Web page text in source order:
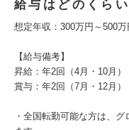
給与はどのくら
想定年収：300万円～500万
【給与備考】
昇給：年2回（4月・10月）
賞与：年2回（7月・12月）
・全国転勤可能な方は、